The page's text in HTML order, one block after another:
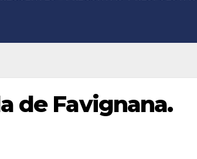
de Favignana.